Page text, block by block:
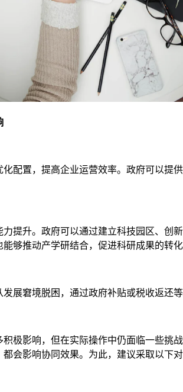
配置，提高企业运营效率。政府可以提
提升。政府可以通过建立科技园区、创
够推动产学研结合，促进科研成果的转
展窘境脱困，通过政府补贴或税收返还
极影响，但在实际操作中仍面临一些挑
会影响协同效果。为此，建议采取以下对